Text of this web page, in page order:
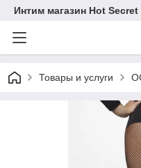
Интим магазин Hot Secret
Товары и услуги